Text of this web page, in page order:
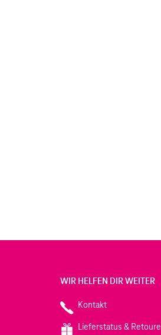
WIR HELFEN DIR WEITER
Kontakt
Lieferstatus & Retoure